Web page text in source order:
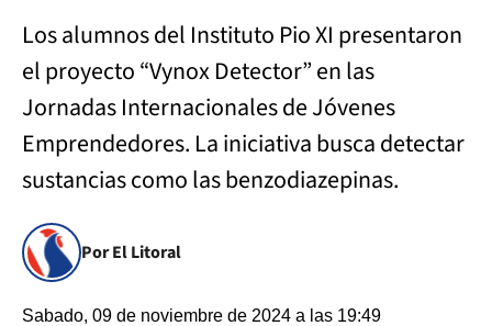
Los alumnos del Instituto Pio XI presentaron
el proyecto “Vynox Detector” en las
Jornadas Internacionales de Jóvenes
Emprendedores. La iniciativa busca detectar
sustancias como las benzodiazepinas.
Por El Litoral
Sabado, 09 de noviembre de 2024 a las 19:49